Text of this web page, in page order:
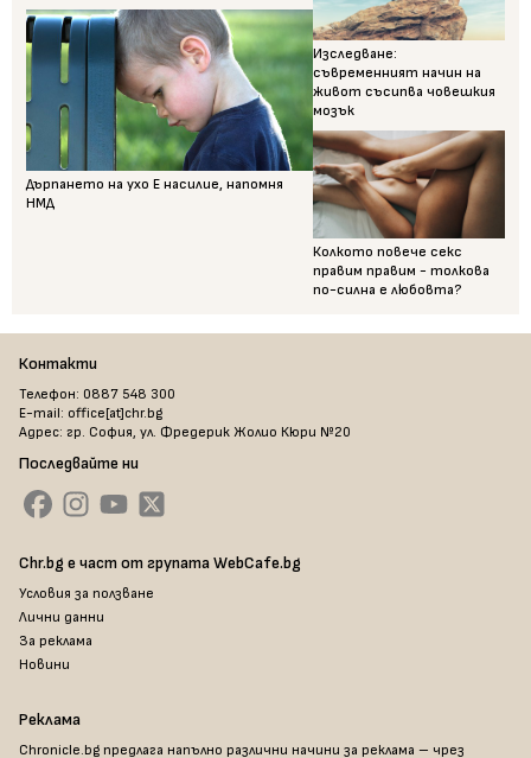
Дърпането на ухо Е насилие, напомня
НМД
Изследване:
съвременният начин на
живот съсипва човешкия
мозък
Колкото повече секс
правим правим - толкова
по-силна е любовта?
Контакти
Телефон: 0887 548 300
E-mail: office[at]chr.bg
Адрес: гр. София, ул. Фредерик Жолио Кюри №20
Последвайте ни
Chr.bg е част от групата WebCafe.bg
Условия за ползване
Лични данни
За реклама
Новини
Реклама
Chronicle.bg предлага напълно различни начини за реклама – чрез